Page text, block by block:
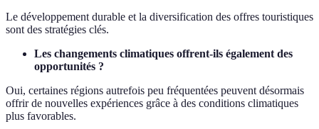
Le développement durable et la diversification des offres touristiques
sont des stratégies clés.
Les changements climatiques offrent-ils également des
opportunités ?
Oui, certaines régions autrefois peu fréquentées peuvent désormais
offrir de nouvelles expériences grâce à des conditions climatiques
plus favorables.